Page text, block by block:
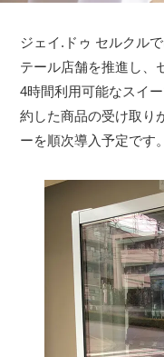
ジェイ.ドゥ セルクル
テール店舗を推進し、
4時間利用可能なスイ
約した商品の受け取り
ーを順次導入予定です。